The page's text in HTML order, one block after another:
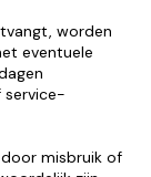
worden
eventuele
service-
misbruik of